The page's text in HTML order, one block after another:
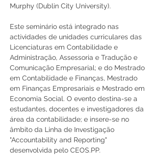
Murphy (Dublin City University).
Este seminário está integrado nas
actividades de unidades curriculares das
Licenciaturas em Contabilidade e
Administração, Assessoria e Tradução e
Comunicação Empresarial; e do Mestrado
em Contabilidade e Finanças, Mestrado
em Finanças Empresariais e Mestrado em
Economia Social. O evento destina-se a
estudantes, docentes e investigadores da
área da contabilidade; e insere-se no
âmbito da Linha de Investigação
"Accountability and Reporting"
desenvolvida pelo CEOS.PP.